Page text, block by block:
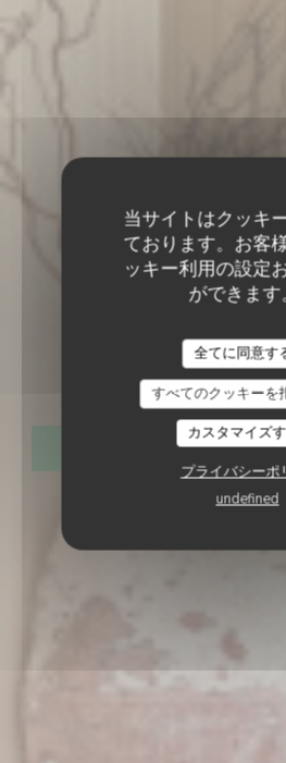
当サイトはクッキ
ております。お客
ッキー利用の設定
ができます
全てに同意す
すべてのクッキーを
カスタマイズ
プライバシーポ
undefined
Jour de
予約
JOUR DE